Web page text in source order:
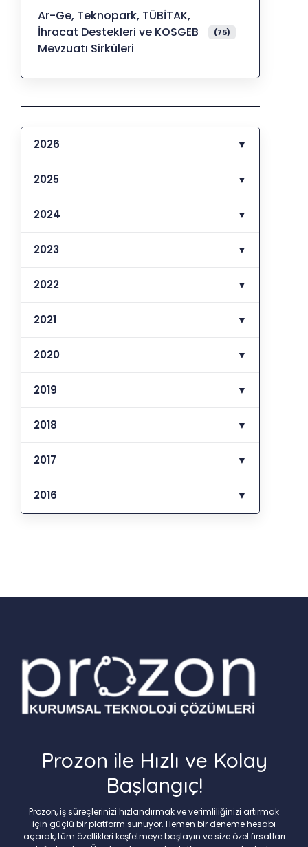
Ar-Ge, Teknopark, TÜBİTAK,
İhracat Destekleri ve KOSGEB
Mevzuatı Sirküleri
(75)
2026 ▼
2025 ▼
2024 ▼
2023 ▼
2022 ▼
2021 ▼
2020 ▼
2019 ▼
2018 ▼
2017 ▼
2016 ▼
Prozon ile Hızlı ve Kolay
Başlangıç!
Prozon, iş süreçlerinizi hızlandırmak ve verimliliğinizi artırmak
için güçlü bir platform sunuyor. Hemen bir deneme hesabı
açarak, tüm özellikleri keşfetmeye başlayın ve size özel fırsatları